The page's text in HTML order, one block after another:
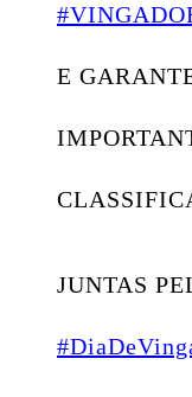
E
JUNTAS